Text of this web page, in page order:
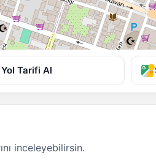
Tarifi Al
inceleyebilirsin.